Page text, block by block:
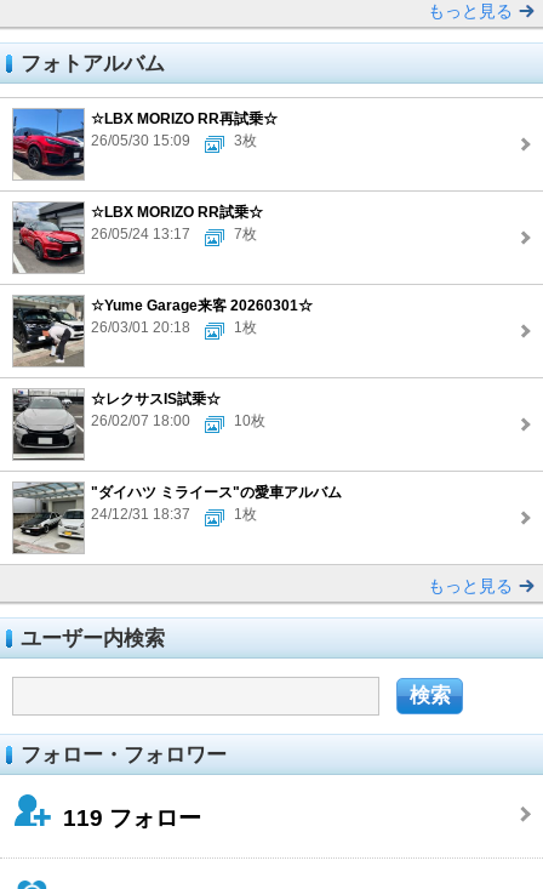
もっと見る
フォトアルバム
☆LBX MORIZO RR再試乗☆
26/05/30 15:09
3枚
☆LBX MORIZO RR試乗☆
26/05/24 13:17
7枚
☆Yume Garage来客 20260301☆
26/03/01 20:18
1枚
☆レクサスIS試乗☆
26/02/07 18:00
10枚
"ダイハツ ミライース"の愛車アルバム
24/12/31 18:37
1枚
もっと見る
ユーザー内検索
フォロー・フォロワー
119 フォロー